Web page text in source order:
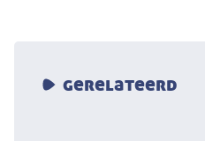
gerelateerd